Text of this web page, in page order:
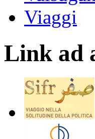
Viaggi
Link ad